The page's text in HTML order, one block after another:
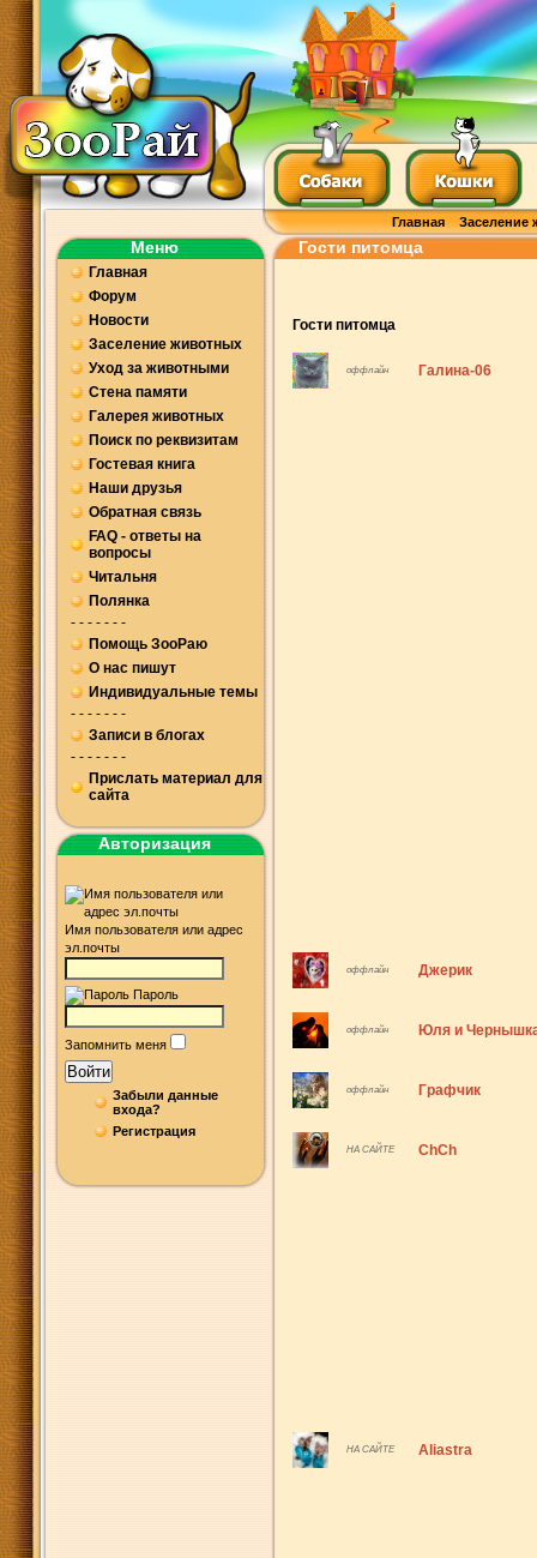
Главная Заселение
Меню
Главная
Форум
Новости
Заселение животных
Уход за животными
Стена памяти
Галерея животных
Поиск по реквизитам
Гостевая книга
Наши друзья
Обратная связь
FAQ - ответы на
вопросы
Читальня
Полянка
- - - - - - -
Помощь ЗооРаю
О нас пишут
Индивидуальные темы
- - - - - - -
Записи в блогах
- - - - - - -
Прислать материал для
сайта
Авторизация
Имя пользователя или адрес
эл.почты
Пароль
Запомнить меня
Войти
Забыли данные
входа?
Регистрация
Гости питомца
Гости питомца
оффлайн Галина-06
оффлайн Джерик
оффлайн Юля и
оффлайн Графчик
НА САЙТЕ ChCh
НА САЙТЕ Aliastra